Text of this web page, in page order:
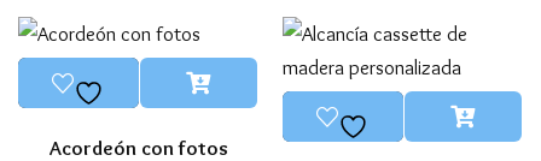
Acordeón con fotos